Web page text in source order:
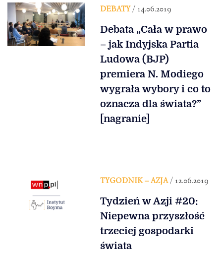
DEBATY/ 14.06.2019
Debata „Cała w prawo
– jak Indyjska Partia
Ludowa (BJP)
premiera N. Modiego
wygrała wybory i co to
oznacza dla świata?”
[nagranie]
TYGODNIK – AZJA/ 12.06.2019
Tydzień w Azji #20:
Niepewna przyszłość
trzeciej gospodarki
świata